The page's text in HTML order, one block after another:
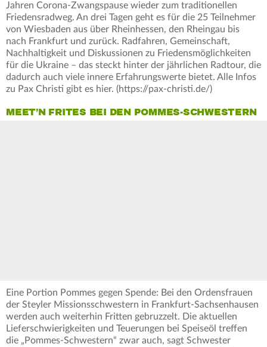
Jahren Corona-Zwangspause wieder zum traditionellen
Friedensradweg. An drei Tagen geht es für die 25 Teilnehmer
von Wiesbaden aus über Rheinhessen, den Rheingau bis
nach Frankfurt und zurück. Radfahren, Gemeinschaft,
Nachhaltigkeit und Diskussionen zu Friedensmöglichkeiten
für die Ukraine – das steckt hinter der jährlichen Radtour, die
dadurch auch viele innere Erfahrungswerte bietet. Alle Infos
zu Pax Christi gibt es hier. (https://pax-christi.de/)
MEET’N FRITES BEI DEN POMMES-SCHWESTERN
Eine Portion Pommes gegen Spende: Bei den Ordensfrauen
der Steyler Missionsschwestern in Frankfurt-Sachsenhausen
werden auch weiterhin Fritten gebruzzelt. Die aktuellen
Lieferschwierigkeiten und Teuerungen bei Speiseöl treffen
die „Pommes-Schwestern“ zwar auch, sagt Schwester